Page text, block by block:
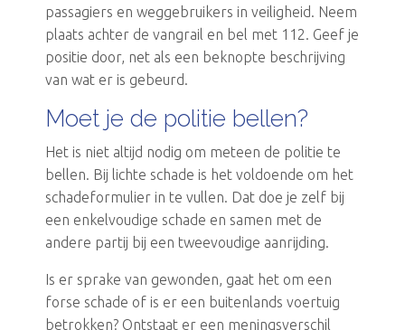
passagiers en weggebruikers in veiligheid. Neem
plaats achter de vangrail en bel met 112. Geef je
positie door, net als een beknopte beschrijving
van wat er is gebeurd.
Moet je de politie bellen?
Het is niet altijd nodig om meteen de politie te
bellen. Bij lichte schade is het voldoende om het
schadeformulier in te vullen. Dat doe je zelf bij
een enkelvoudige schade en samen met de
andere partij bij een tweevoudige aanrijding.
Is er sprake van gewonden, gaat het om een
forse schade of is er een buitenlands voertuig
betrokken? Ontstaat er een meningsverschil